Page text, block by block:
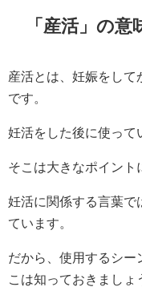
「産活」の意
産活とは、妊娠をして
です。
妊活をした後に使って
そこは大きなポイント
妊活に関係する言葉で
ています。
だから、使用するシー
こは知っておきましょ